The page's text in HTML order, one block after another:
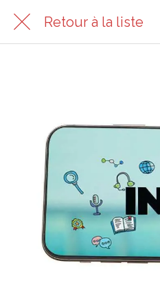
Retour à la liste